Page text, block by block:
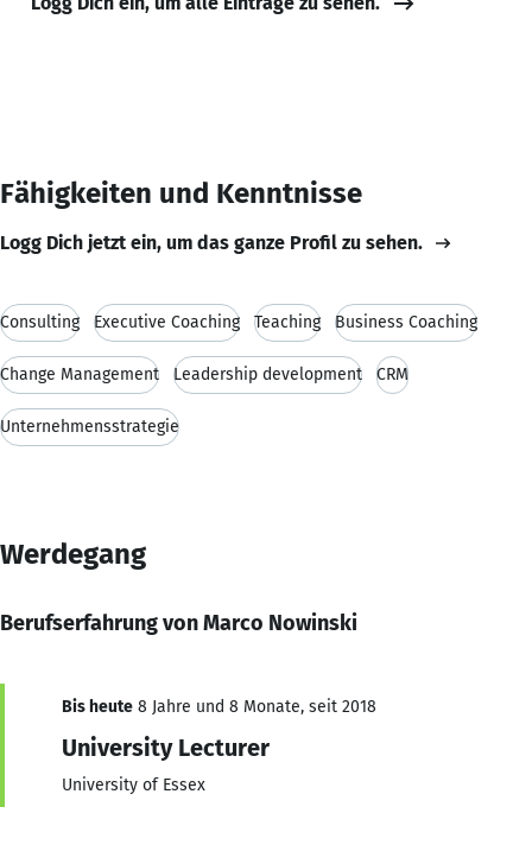
Fähigkeiten und Kenntnisse
Logg Dich jetzt ein, um das ganze Profil zu sehen.
Consulting Executive Coaching Teaching Business Coaching
Change Management Leadership development CRM
Unternehmensstrategie
Werdegang
Berufserfahrung von Marco Nowinski
Bis heute 8 Jahre und 8 Monate, seit 2018
University Lecturer
University of Essex